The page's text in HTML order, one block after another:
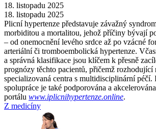
18. listopadu 2025
18. listopadu 2025
Plicní hypertenze představuje závažný
morbiditou a mortalitou, jehož příčiny bývají
–⁠ od onemocnění levého srdce až po vzácné
arteriální či tromboembolická hypertenze.
a správná klasifikace jsou klíčem k přesně
prognózy těchto pacientů, přičemž rozhodující
specializovaná centra s multidisciplinární
spolupráce je také podporována a
portálu www.iplicnihypertenze.online.
Z medicíny